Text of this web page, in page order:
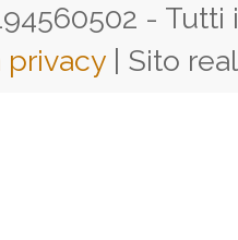
-
privacy | Sito